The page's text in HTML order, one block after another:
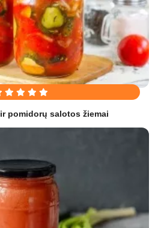
pomidorų salotos žiemai